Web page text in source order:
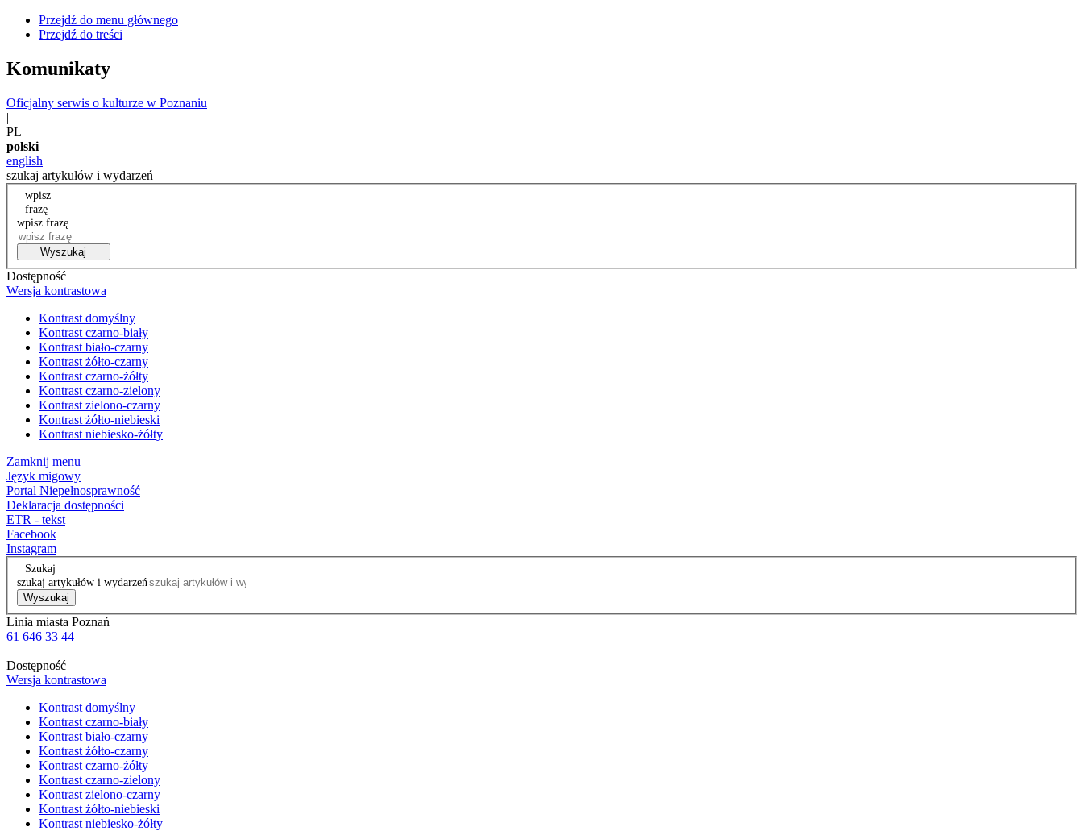
Przejdź do menu głównego
Przejdź do treści
Komunikaty
Oficjalny serwis o kulturze w Poznaniu
|
PL
polski
english
szukaj artykułów i wydarzeń
wpisz
frazę
wpisz frazę
Wyszukaj
Dostępność
Wersja kontrastowa
Kontrast domyślny
Kontrast czarno-biały
Kontrast biało-czarny
Kontrast żółto-czarny
Kontrast czarno-żółty
Kontrast czarno-zielony
Kontrast zielono-czarny
Kontrast żółto-niebieski
Kontrast niebiesko-żółty
Zamknij menu
Język migowy
Portal Niepełnosprawność
Deklaracja dostępności
ETR - tekst
Facebook
Instagram
Szukaj
szukaj artykułów i wydarzeń
Wyszukaj
Linia miasta Poznań
61 646 33 44
Dostępność
Wersja kontrastowa
Kontrast domyślny
Kontrast czarno-biały
Kontrast biało-czarny
Kontrast żółto-czarny
Kontrast czarno-żółty
Kontrast czarno-zielony
Kontrast zielono-czarny
Kontrast żółto-niebieski
Kontrast niebiesko-żółty